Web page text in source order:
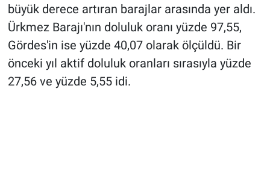
büyük derece artıran barajlar arasında yer aldı.
Ürkmez Barajı'nın doluluk oranı yüzde 97,55,
Gördes'in ise yüzde 40,07 olarak ölçüldü. Bir
önceki yıl aktif doluluk oranları sırasıyla yüzde
27,56 ve yüzde 5,55 idi.